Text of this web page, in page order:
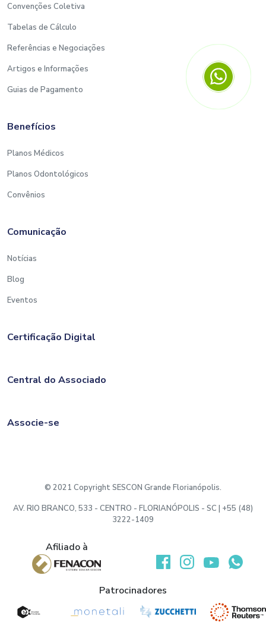
Convenções Coletiva
Tabelas de Cálculo
Referências e Negociações
Artigos e Informações
Guias de Pagamento
Benefícios
Planos Médicos
Planos Odontológicos
Convênios
Comunicação
Notícias
Blog
Eventos
Certificação Digital
Central do Associado
Associe-se
© 2021 Copyright SESCON Grande Florianópolis.
AV. RIO BRANCO, 533 - CENTRO - FLORIANÓPOLIS - SC | +55 (48)
3222-1409
Afiliado à
Desenvolvido por:
Patrocinadores